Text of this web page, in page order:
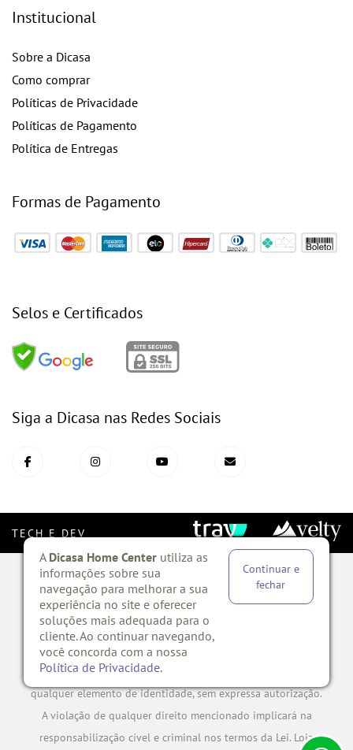
Institucional
Sobre a Dicasa
Como comprar
Políticas de Privacidade
Políticas de Pagamento
Política de Entregas
Formas de Pagamento
Selos e Certificados
Siga a Dicasa nas Redes Sociais
TECH E DEV
Copyright ©?2020 TODOS OS DIREITOS RESERVADOS. Todo o
conteúdo do site, todas as fotos, imagens, logotipos, marcas,
dizeres, som, software, conjunto imagem, layout, aqui
veiculados são de propriedade exclusiva da Dicasa HOME
CENTER. É vedada qualquer reprodução, total ou parcial, de
qualquer elemento de identidade, sem expressa autorização.
A violação de qualquer direito mencionado implicará na
responsabilização cível e criminal nos termos da Lei. Loja
A Dicasa Home Center utiliza as
informações sobre sua
navegação para melhorar a sua
experiência no site e oferecer
soluções mais adequada para o
cliente. Ao continuar navegando,
você concorda com a nossa
Política de Privacidade.
Continuar e
fechar